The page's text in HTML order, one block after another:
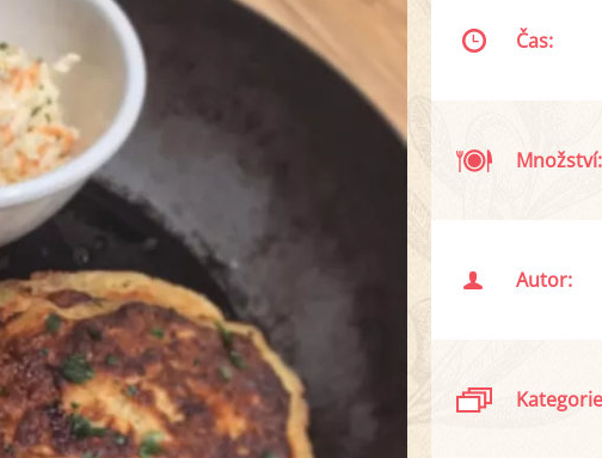
Čas:
Množství:
Autor: